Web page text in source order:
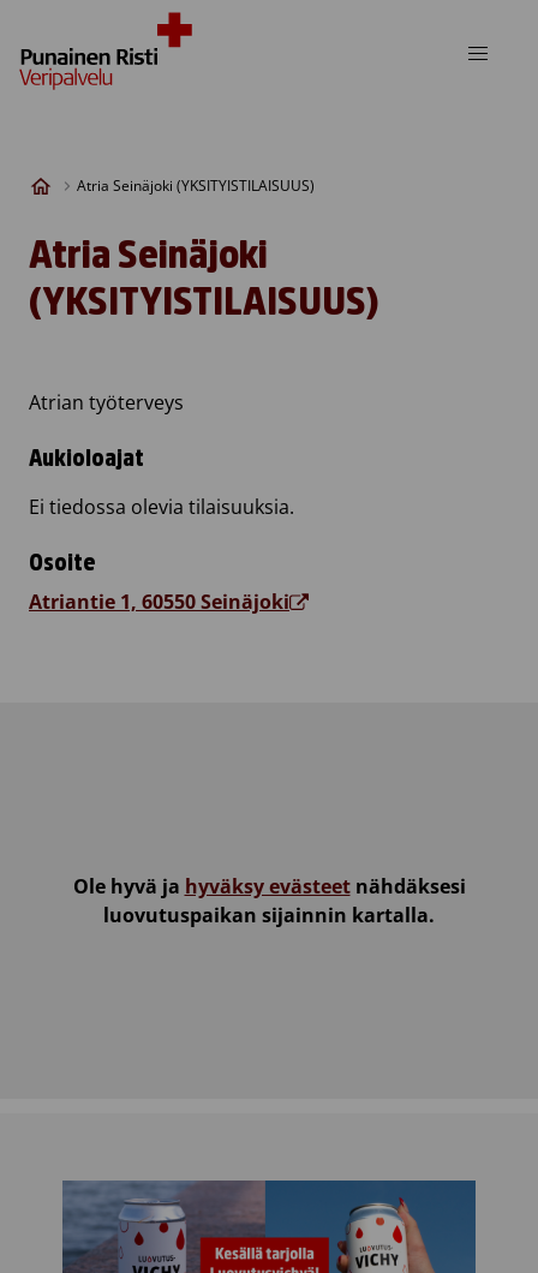
Atria Seinäjoki (YKSITYISTILAISUUS)
Atria Seinäjoki
(YKSITYISTILAISUUS)
Ole hyvä ja hyväksy evästeetnähdäksesi
luovutuspaikan sijainnin kartalla.
Atrian työterveys
Aukioloajat
Ei tiedossa olevia tilaisuuksia.
Osoite
Atriantie 1, 60550 Seinäjoki